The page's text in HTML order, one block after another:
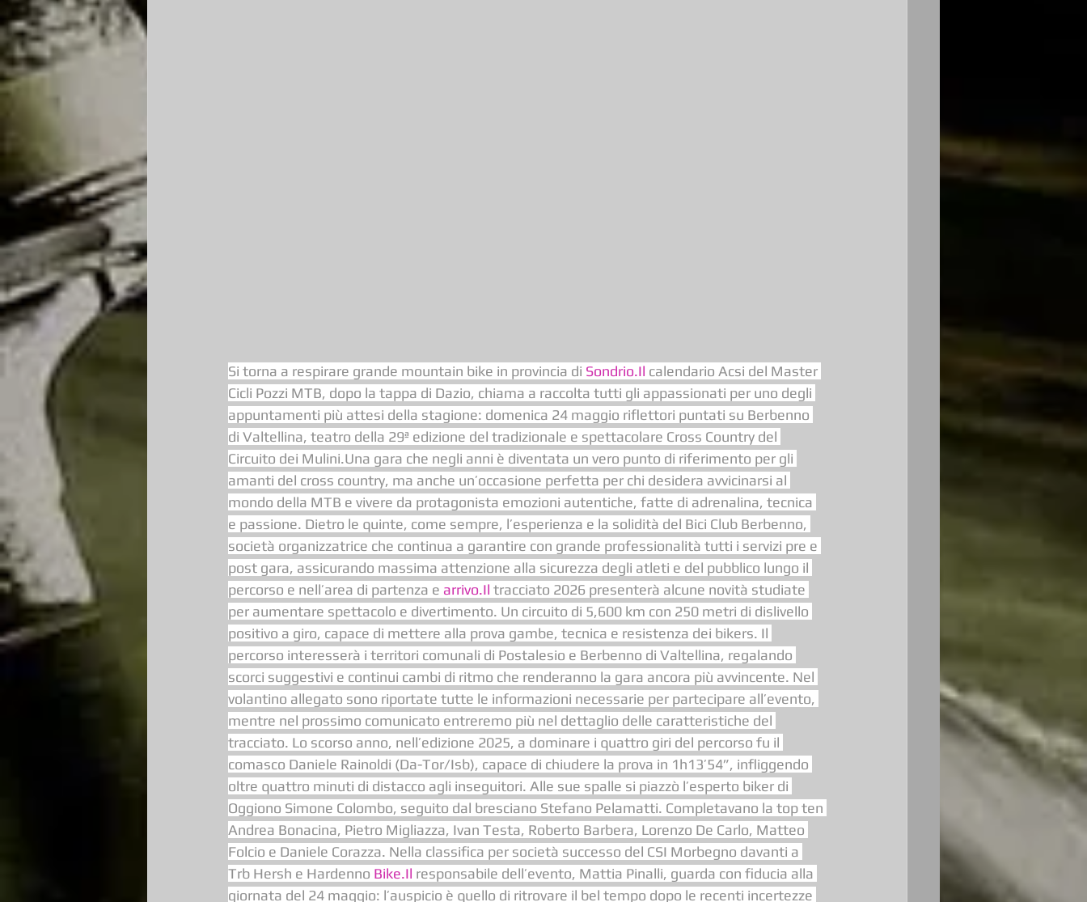
Si torna a respirare grande mountain bike in provincia di Sondrio.Il calendario Acsi del Master
Cicli Pozzi MTB, dopo la tappa di Dazio, chiama a raccolta tutti gli appassionati per uno degli
appuntamenti più attesi della stagione: domenica 24 maggio riflettori puntati su Berbenno
di Valtellina, teatro della 29ª edizione del tradizionale e spettacolare Cross Country del
Circuito dei Mulini.Una gara che negli anni è diventata un vero punto di riferimento per gli
amanti del cross country, ma anche un’occasione perfetta per chi desidera avvicinarsi al
mondo della MTB e vivere da protagonista emozioni autentiche, fatte di adrenalina, tecnica
e passione. Dietro le quinte, come sempre, l’esperienza e la solidità del Bici Club Berbenno,
società organizzatrice che continua a garantire con grande professionalità tutti i servizi pre e
post gara, assicurando massima attenzione alla sicurezza degli atleti e del pubblico lungo il
percorso e nell’area di partenza e arrivo.Il tracciato 2026 presenterà alcune novità studiate
per aumentare spettacolo e divertimento. Un circuito di 5,600 km con 250 metri di dislivello
positivo a giro, capace di mettere alla prova gambe, tecnica e resistenza dei bikers. Il
percorso interesserà i territori comunali di Postalesio e Berbenno di Valtellina, regalando
scorci suggestivi e continui cambi di ritmo che renderanno la gara ancora più avvincente. Nel
volantino allegato sono riportate tutte le informazioni necessarie per partecipare all’evento,
mentre nel prossimo comunicato entreremo più nel dettaglio delle caratteristiche del
tracciato. Lo scorso anno, nell’edizione 2025, a dominare i quattro giri del percorso fu il
comasco Daniele Rainoldi (Da-Tor/Isb), capace di chiudere la prova in 1h13’54”, infliggendo
oltre quattro minuti di distacco agli inseguitori. Alle sue spalle si piazzò l’esperto biker di
Oggiono Simone Colombo, seguito dal bresciano Stefano Pelamatti. Completavano la top ten
Andrea Bonacina, Pietro Migliazza, Ivan Testa, Roberto Barbera, Lorenzo De Carlo, Matteo
Folcio e Daniele Corazza. Nella classifica per società successo del CSI Morbegno davanti a
Trb Hersh e Hardenno Bike.Il responsabile dell’evento, Mattia Pinalli, guarda con fiducia alla
giornata del 24 maggio: l’auspicio è quello di ritrovare il bel tempo dopo le recenti incertezze